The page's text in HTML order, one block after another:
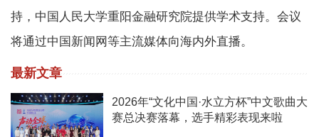
持，中国人民大学重阳金融研究院提供学术支持。会议
将通过中国新闻网等主流媒体向海内外直播。
最新文章
2026年“文化中国·水立方杯”中文歌曲大
赛总决赛落幕，选手精彩表现来啦